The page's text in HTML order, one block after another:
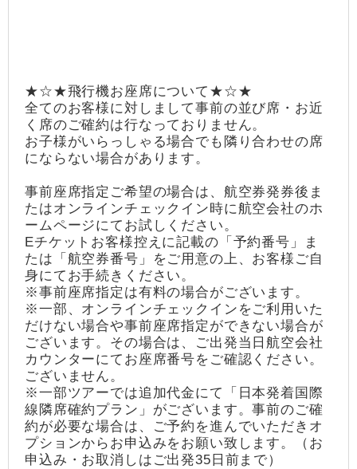
★☆★飛行機お座席について★☆★
全てのお客様に対しまして事前の並び席・お近
く席のご確約は行なっておりません。
お子様がいらっしゃる場合でも隣り合わせの席
にならない場合があります。
事前座席指定ご希望の場合は、航空券発券後ま
たはオンラインチェックイン時に航空会社のホ
ームページにてお試しください。
Eチケットお客様控えに記載の「予約番号」ま
たは「航空券番号」をご用意の上、お客様ご自
身にてお手続きください。
※事前座席指定は有料の場合がございます。
※一部、オンラインチェックインをご利用いた
だけない場合や事前座席指定ができない場合が
ございます。その場合は、ご出発当日航空会社
カウンターにてお座席番号をご確認ください。
ございません。
※一部ツアーでは追加代金にて「日本発着国際
線隣席確約プラン」がございます。事前のご確
約が必要な場合は、ご予約を進んでいただきオ
プションからお申込みをお願い致します。（お
申込み・お取消しはご出発35日前まで）